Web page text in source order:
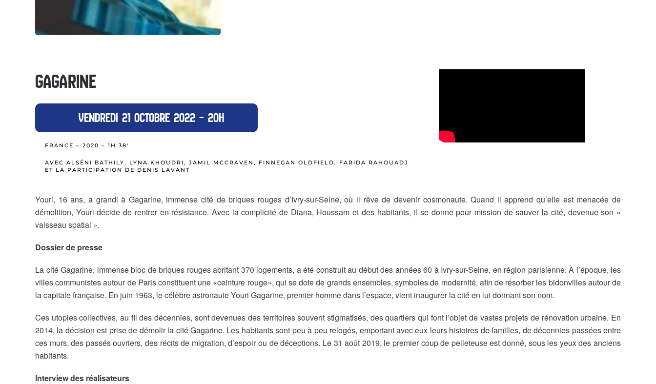
GAGARINE
VENDREDI 21 OCTOBRE 2022 – 20H
FRANCE – 2020 – 1H 38′
AVEC ALSÉNI BATHILY, LYNA KHOUDRI, JAMIL MCCRAVEN, FINNEGAN OLDFIELD, FARIDA RAHOUADJ
ET LA PARTICIPATION DE DENIS LAVANT
Youri, 16 ans, a grandi à Gagarine, immense cité de briques rouges d’Ivry-sur-Seine, où il rêve de devenir cosmonaute. Quand il apprend qu’elle est menacée de
démolition, Youri décide de rentrer en résistance. Avec la complicité de Diana, Houssam et des habitants, il se donne pour mission de sauver la cité, devenue son «
vaisseau spatial ».
Dossier de presse
La cité Gagarine, immense bloc de briques rouges abritant 370 logements, a été construit au début des années 60 à Ivry-sur-Seine, en région parisienne. À l’époque, les
villes communistes autour de Paris constituent une «ceinture rouge», qui se dote de grands ensembles, symboles de modernité, afin de résorber les bidonvilles autour de
la capitale française. En juin 1963, le célèbre astronaute Youri Gagarine, premier homme dans l’espace, vient inaugurer la cité en lui donnant son nom.
Ces utopies collectives, au fil des décennies, sont devenues des territoires souvent stigmatisés, des quartiers qui font l’objet de vastes projets de rénovation urbaine. En
2014, la décision est prise de démolir la cité Gagarine. Les habitants sont peu à peu relogés, emportant avec eux leurs histoires de familles, de décennies passées entre
ces murs, des passés ouvriers, des récits de migration, d’espoir ou de déceptions. Le 31 août 2019, le premier coup de pelleteuse est donné, sous les yeux des anciens
habitants.
Interview des réalisateurs